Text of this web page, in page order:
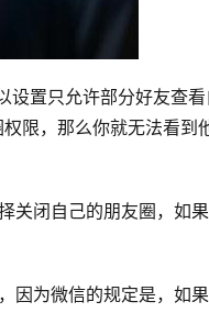
设置只允许部分好友查
限，那么你就无法看到
关闭自己的朋友圈，如
因为微信的规定是，如